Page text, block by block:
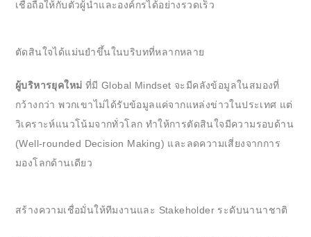
เชื่อถือให้กับตัวผู้นำและองค์กรได้อย่างรวดเร็ว
ตัดสินใจได้แม่นยำขึ้นในบริบทที่หลากหลาย
ผู้บริหารยุคใหม่ ที่มี Global Mindset จะมีคลังข้อมูลในสมองที่
กว้างกว่า พวกเขาไม่ได้รับข้อมูลแค่จากแหล่งข่าวในประเทศ แต่
วิเคราะห์แนวโน้มจากทั่วโลก ทำให้การตัดสินใจมีความรอบด้าน
(Well-rounded Decision Making) และลดความเสี่ยงจากการ
มองโลกด้านเดียว
สร้างความเชื่อมั่นให้ทีมงานและ Stakeholder ระดับนานาชาติ